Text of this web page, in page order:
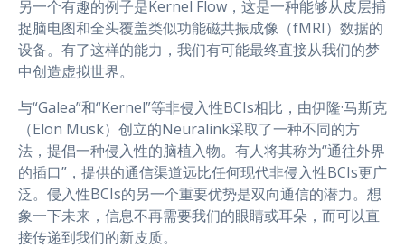
另一个有趣的例子是Kernel Flow，这是一种能够从皮层捕
捉脑电图和全头覆盖类似功能磁共振成像（fMRI）数据的
设备。有了这样的能力，我们有可能最终直接从我们的梦
中创造虚拟世界。
与“Galea”和“Kernel”等非侵入性BCIs相比，由伊隆·马斯克
（Elon Musk）创立的Neuralink采取了一种不同的方
法，提倡一种侵入性的脑植入物。有人将其称为“通往外界
的插口”，提供的通信渠道远比任何现代非侵入性BCIs更广
泛。侵入性BCIs的另一个重要优势是双向通信的潜力。想
象一下未来，信息不再需要我们的眼睛或耳朵，而可以直
接传递到我们的新皮质。